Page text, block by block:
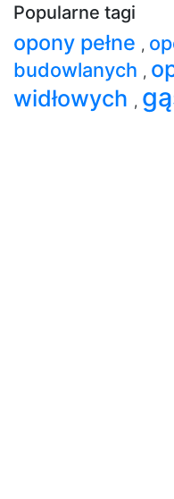
Popularne tagi
opony pełne ,
budowlanych ,
widłowych ,